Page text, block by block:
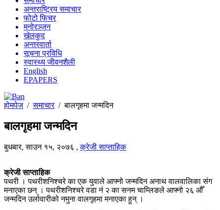
अन्तराष्ट्रिय समाचार
फोटो फिचर
मनोरञ्जन
खेलकुद
अन्तरवार्ता
सूचना प्रविधि
स्वास्थ्य जीवनशैली
English
EPAPERS
होमपेज/समाचार/बालगृहमा जन्मदिन
बालगृहमा जन्मदिन
बुधबार, साउन १५, २०७६ ,क्रेजी साप्ताहिक
क्रेजी साप्ताहिक
पथरी । पथरीशनिश्चरे का एक युवाले आफ्नो जन्मदिन अनाथ वालवालिका संग
मनाएका छन् । पथरीशनिश्चरे वडा नं २ का सनम चाम्लिङले आफ्नो २६ औँ
जन्मदिन उर्लावारीको नमुना वालगृहमा मनाएका हुन् ।